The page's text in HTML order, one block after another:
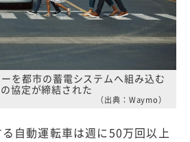
を都市の蓄電システムへ組み込む
協定が締結された
（出典：Waymo）
自動運転車は週に50万回以上